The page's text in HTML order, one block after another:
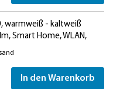
warmweiß - kaltweiß
Smart Home, WLAN,
In den Warenkorb